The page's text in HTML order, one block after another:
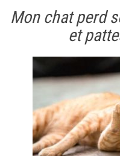
Mon chat perd
et